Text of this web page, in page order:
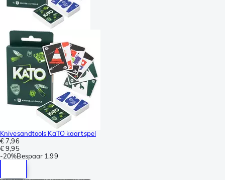
Knivesandtools KaTO kaartspel
€ 7,96
€ 9,95
-20%Bespaar 1,99